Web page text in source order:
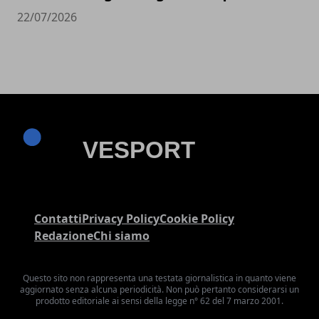
22/07/2026
ContattiPrivacy PolicyCookie Policy
RedazioneChi siamo
Questo sito non rappresenta una testata giornalistica in quanto viene
aggiornato senza alcuna periodicità. Non può pertanto considerarsi un
prodotto editoriale ai sensi della legge n° 62 del 7 marzo 2001.